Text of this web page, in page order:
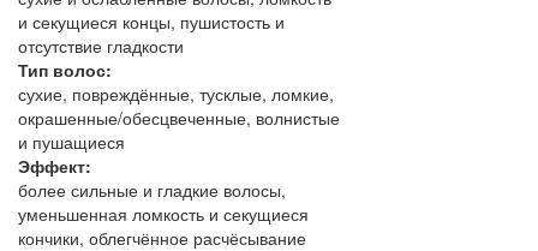
и секущиеся концы, пушистость и
отсутствие гладкости
Тип волос:
сухие, повреждённые, тусклые, ломкие,
окрашенные/обесцвеченные, волнистые
и пушащиеся
Эффект:
более сильные и гладкие волосы,
уменьшенная ломкость и секущиеся
кончики, облегчённое расчёсывание